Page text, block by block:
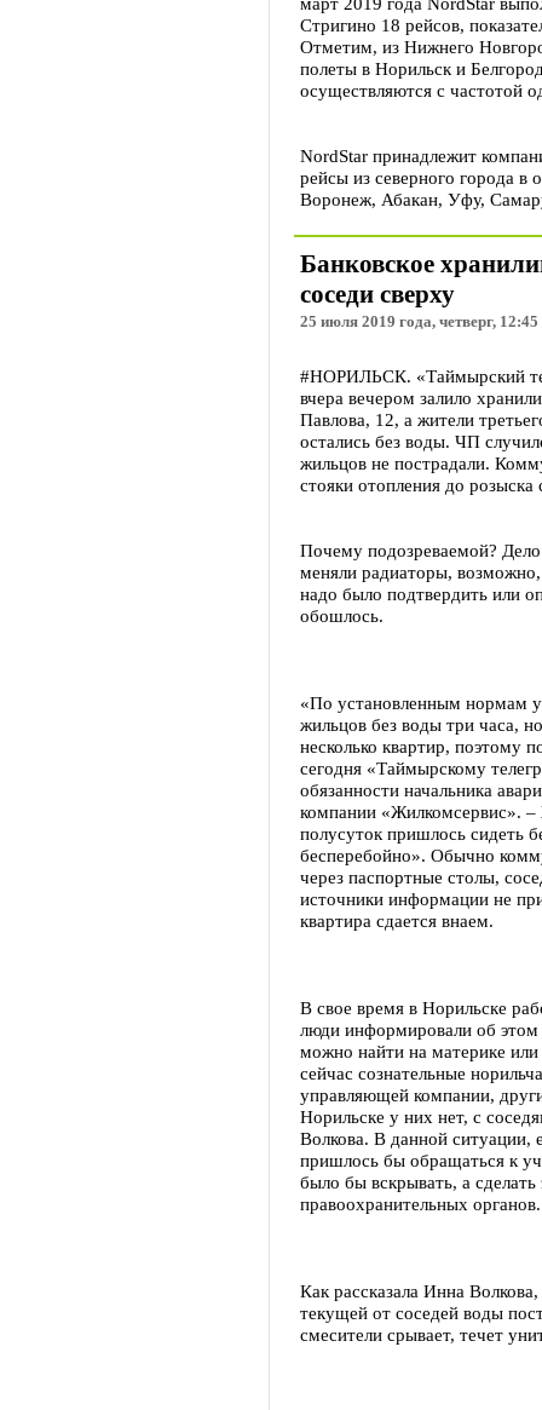
Стригино 18 рейсов,
Отметим, из Нижнего
полеты в Норильск и
осуществляются с частотой
NordStar принадлежит
рейсы из северного города в
Воронеж, Абакан, Уфу,
Банковское
соседи сверху
25 июля 2019 года, четверг, 12:45
#НОРИЛЬСК. «Таймырский
вчера вечером залило
Павлова, 12, а жители
остались без воды. ЧП
жильцов не пострадали.
стояки отопления до
Почему подозреваемой?
меняли радиаторы, возможно,
надо было подтвердить или
обошлось.
«По установленным нормам
жильцов без воды три часа,
несколько квартир, поэтому
сегодня «Таймырскому
обязанности начальника
компании «Жилкомсервис».
полусуток пришлось сидеть
бесперебойно». Обычно
через паспортные столы,
источники информации не
квартира сдается внаем.
В свое время в Норильске
люди информировали об
можно найти на материке
сейчас сознательные
управляющей компании,
Норильске у них нет, с
Волкова. В данной ситуации,
пришлось бы обращаться к
было бы вскрывать, а
правоохранительных органов.
Как рассказала Инна
текущей от соседей воды
смесители срывает, течет